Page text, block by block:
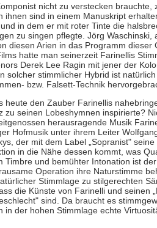
nicht zu verstecken
ihnen sind in einem Manuskript
in dem er mit roter Tinte die
zu singen pflegte. Jörg
diesen Arien in das Programm dieser
hatte man seinerzeit Farinellis
Derek Lee Ragin mit jener der
solcher stimmlicher Hybrid ist
bzw. Falsett-Technik
heute den Zauber Farinellis
zu seinen Lobeshymnen inspirierte?
herausragende Musik
Hofmusik unter ihrem Leiter
der mit dem Label „Sopranist"
in die Nähe dessen kommt, was
Timbre und bemühter Intonation ist
Operation ihre Naturstimme
Stimmlage zu stilgerechten
die Künste von Farinelli und seinen
sind. Da braucht es
in der hohen Stimmlage echte